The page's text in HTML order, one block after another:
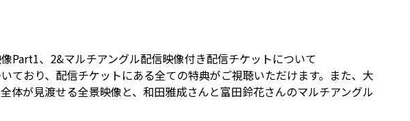
Part1、2&マルチアングル配信映像付き配信チケットについて
おり、配信チケットにある全ての特典がご視聴いただけます。また、大
体が見渡せる全景映像と、和田雅成さんと富田鈴花さんのマルチアングル